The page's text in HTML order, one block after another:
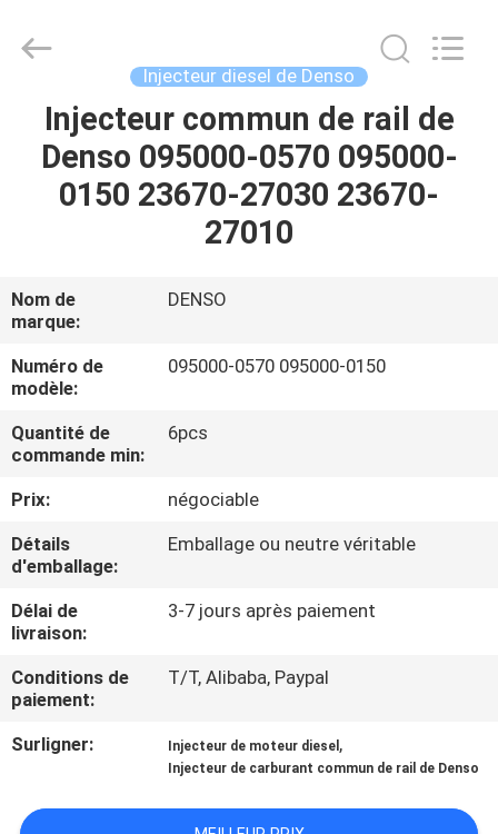
MAISON
VIDÉOS
À
PROPOS
DE
DE
L'USINE
CONTRÔLE
LA
Parts
Injecteur diesel de Denso
Injecteur commun de rail de
Denso 095000-0570 095000-
0150 23670-27030 23670-
27010
Nom de
marque:
DENSO
Numéro de
modèle:
095000-0570 095000-0150
Quantité de
commande min:
6pcs
Prix:
négociable
Détails
d'emballage:
Emballage ou neutre véritable
Délai de
livraison:
3-7 jours après paiement
Conditions de
paiement:
T/T, Alibaba, Paypal
Surligner: Injecteur de moteur diesel ,
Injecteur de carburant commun de rail de Denso